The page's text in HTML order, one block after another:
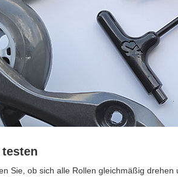
Sie, ob sich alle Rollen gleichmäßig